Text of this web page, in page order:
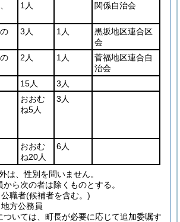
1人 関係自治会
3人 1人
黒坂地区連合区
会
2人 1人
菅福地区連合自
治会
15人
3人
おおむ
ね5人
3人
おおむ
ね20人
6人
は、性別を問いません。
ら次の者は除くものとする。
職者(候補者を含む。)
方公務員
ついては、町長が必要に応じて追加委嘱す